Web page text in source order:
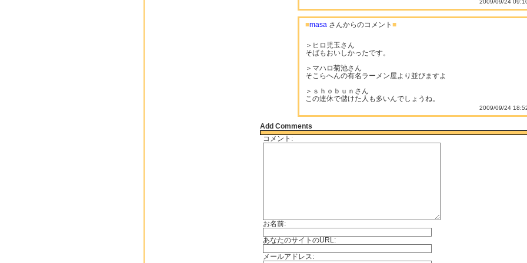
2009/09/24
■masa さんからのコメント ■
＞ヒロ児玉さん
そばもおいしかったです。
＞マハロ菊池さん
そこらへんの有名ラーメン屋より並びますよ
＞ｓｈｏｂｕｎさん
この連休で儲けた人も多いんでしょうね。
2009/09/24
Add Comments
コメント:
お名前:
あなたのサイトのURL:
メールアドレス: